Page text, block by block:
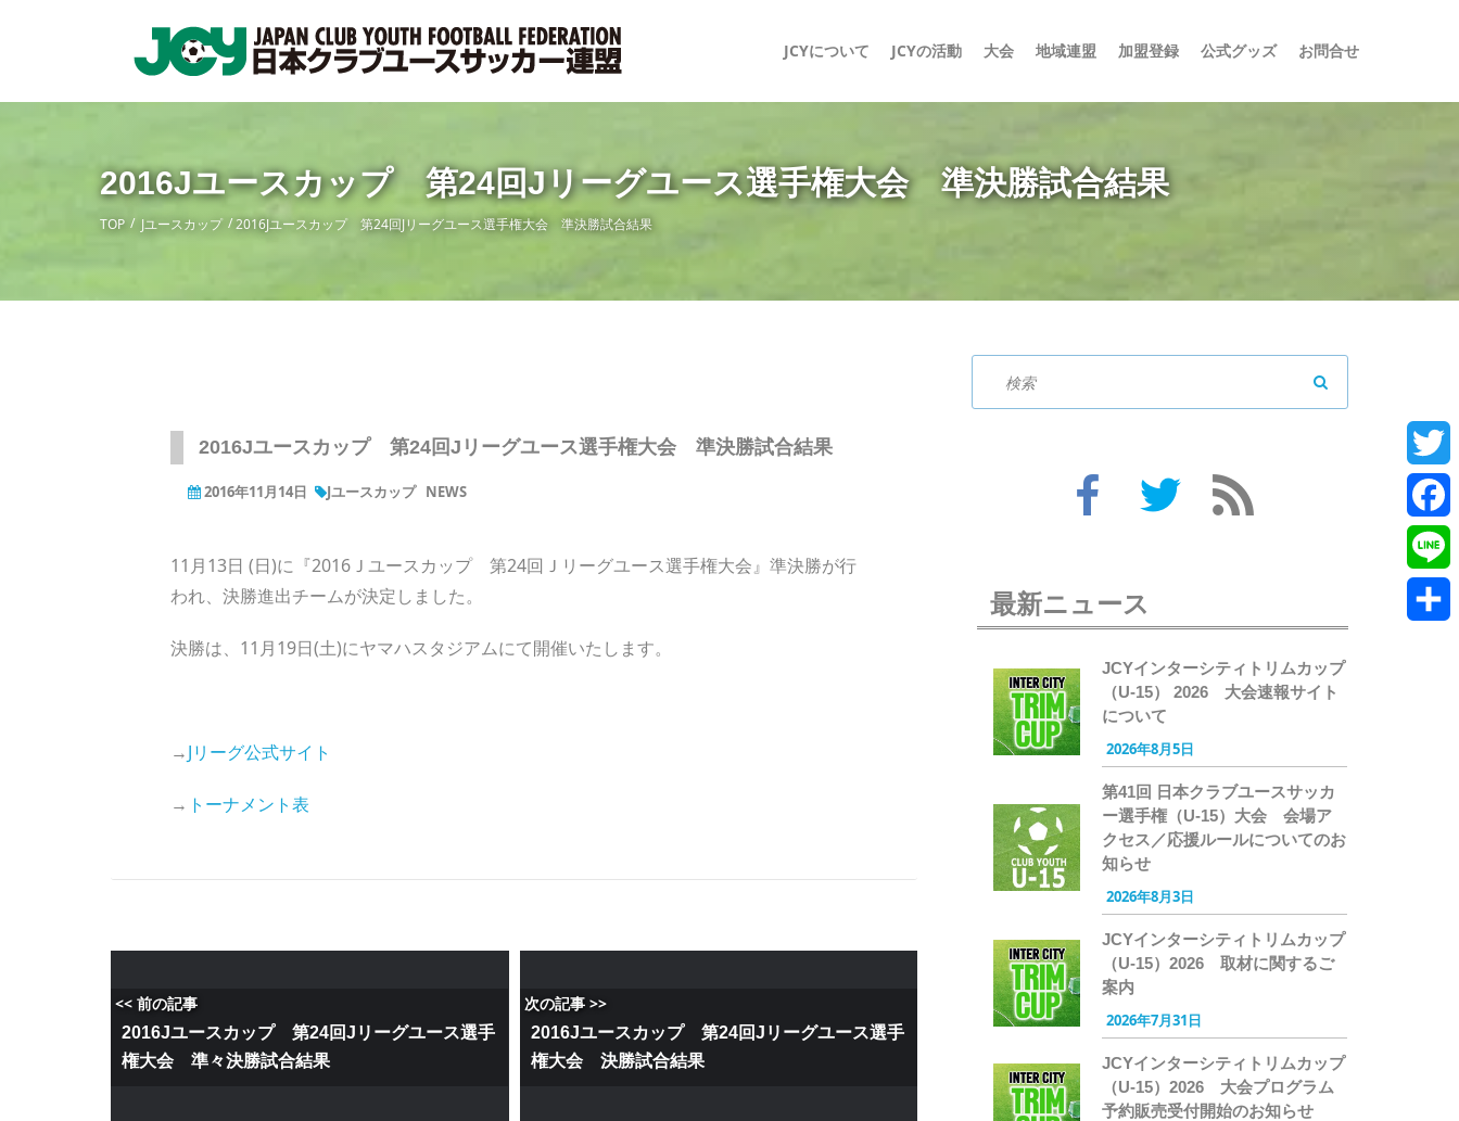
JCYについて JCYの活動 大会 地域連盟 加盟登録 公式グッズ お問合せ
2016Jユースカップ 第24回Jリーグユース選手権大会 準決勝試合結果
TOP Jユースカップ 2016Jユースカップ 第24回Jリーグユース選手権大会 準決勝試合結果
2016Jユースカップ 第24回Jリーグユース選手権大会 準決勝試合結果
2016年11月14日 Jユースカップ NEWS
11月13日 (日)に『2016Ｊユースカップ 第24回Ｊリーグユース選手権大会』準決勝が行
われ、決勝進出チームが決定しました。
決勝は、11月19日(土)にヤマハスタジアムにて開催いたします。
→Jリーグ公式サイト
→ トーナメント表
<< 前の記事
2016Jユースカップ 第24回Jリーグユース選手
権大会 準々決勝試合結果
次の記事 >>
2016Jユースカップ 第24回Jリーグユース選手
権大会 決勝試合結果
最新ニュース
JCYインターシティトリムカップ
（U-15） 2026 大会速報サイト
について
2026年8月5日
第41回 日本クラブユースサッカ
ー選手権（U-15）大会 会場ア
クセス／応援ルールについてのお
知らせ
2026年8月3日
JCYインターシティトリムカップ
（U-15）2026 取材に関するご
案内
2026年7月31日
JCYインターシティトリムカップ
（U-15）2026 大会プログラム
予約販売受付開始のお知らせ
Line